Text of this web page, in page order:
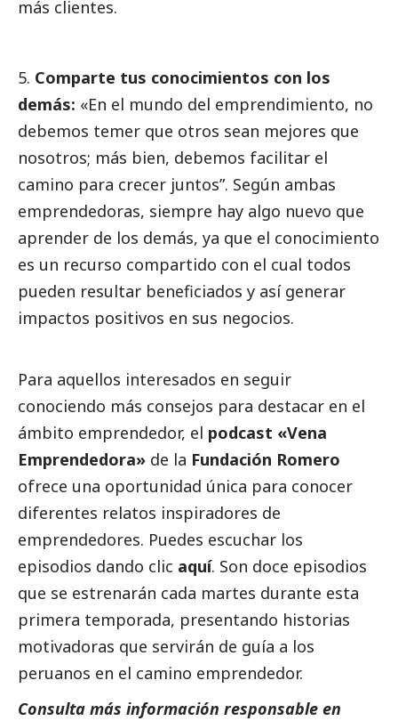
más clientes.
Comparte tus conocimientos con los
demás: «En el mundo del emprendimiento, no
debemos temer que otros sean mejores que
nosotros; más bien, debemos facilitar el
camino para crecer juntos”. Según ambas
emprendedoras, siempre hay algo nuevo que
aprender de los demás, ya que el conocimiento
es un recurso compartido con el cual todos
pueden resultar beneficiados y así generar
impactos positivos en sus negocios.
Para aquellos interesados en seguir
conociendo más consejos para destacar en el
ámbito emprendedor, el podcast «Vena
Emprendedora» de la Fundación Romero
ofrece una oportunidad única para conocer
diferentes relatos inspiradores de
emprendedores. Puedes escuchar los
episodios dando clic aquí. Son doce episodios
que se estrenarán cada martes durante esta
primera temporada, presentando historias
motivadoras que servirán de guía a los
peruanos en el camino emprendedor.
Consulta más información responsable en